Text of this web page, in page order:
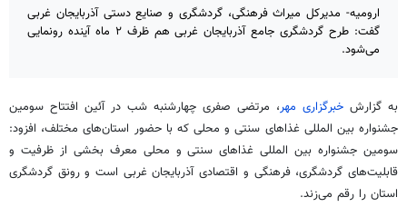
ارومیه- مدیرکل میراث فرهنگی، گردشگری و صنایع دستی آذربایجان غربی
گفت: طرح گردشگری جامع آذربایجان غربی هم ظرف ۲ ماه آینده رونمایی
می‌شود.
به گزارش خبرگزاری مهر، مرتضی صفری چهارشنبه شب در آئین افتتاح سومین
جشنواره بین المللی غذاهای سنتی و محلی که با حضور استان‌های مختلف، افزود:
سومین جشنواره بین المللیغذاهای سنتی و محلی معرف بخشی از ظرفیت و
قابلیت‌های گردشگری، فرهنگی و اقتصادی آذربایجان غربی است و رونق گردشگری
استان را رقم می‌زند.